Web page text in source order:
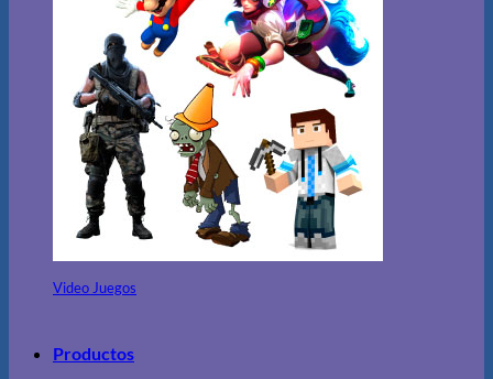
Video Juegos
Productos